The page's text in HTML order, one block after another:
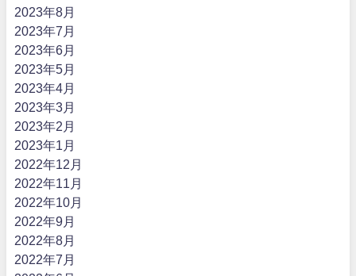
2023年8月
2023年7月
2023年6月
2023年5月
2023年4月
2023年3月
2023年2月
2023年1月
2022年12月
2022年11月
2022年10月
2022年9月
2022年8月
2022年7月